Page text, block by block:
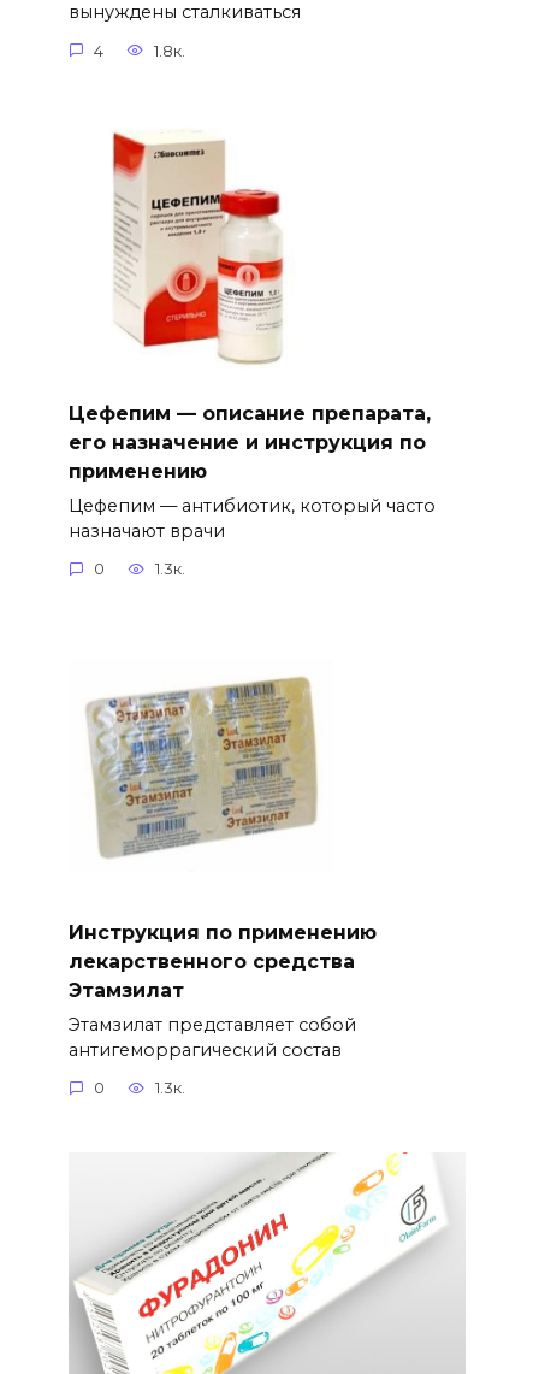
вынуждены сталкиваться
4 1.8к.
Цефепим — описание препарата,
его назначение и инструкция по
применению
Цефепим — антибиотик, который часто
назначают врачи
0 1.3к.
Инструкция по применению
лекарственного средства
Этамзилат
Этамзилат представляет собой
антигеморрагический состав
0 1.3к.